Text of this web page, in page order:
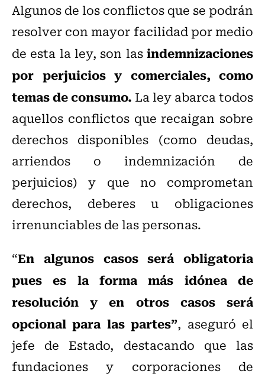
Algunos de los conflictos que se podrán
resolver con mayor facilidad por medio
de esta la ley, son lasindemnizaciones
por perjuicios y comerciales, como
temas de consumo. La ley abarca todos
aquellos conflictos que recaigan sobre
derechos disponibles (como deudas,
arriendos o indemnización de
perjuicios) y que no comprometan
derechos, deberes u obligaciones
irrenunciables de las personas.
“En algunos casos será obligatoria
pues es la forma más idónea de
resolución y en otros casos será
opcional para las partes”, aseguró el
jefe de Estado, destacando que las
fundaciones y corporaciones de